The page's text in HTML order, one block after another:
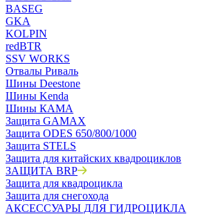
BASEG
GKA
KOLPIN
redBTR
SSV WORKS
Отвалы Риваль
Шины Deestone
Шины Kenda
Шины КАМА
Защита GAMAX
Защита ODES 650/800/1000
Защита STELS
Защита для китайских квадроциклов
ЗАЩИТА BRP
Защита для квадроцикла
Защита для снегохода
АКСЕССУАРЫ ДЛЯ ГИДРОЦИКЛА